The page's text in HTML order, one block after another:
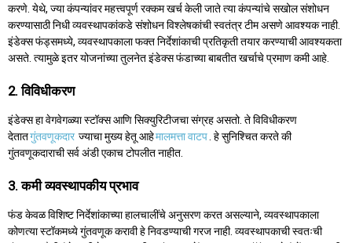
करणे. येथे, ज्या कंपन्यांवर महत्त्वपूर्ण रक्कम खर्च केली जाते त्या कंपन्यांचे सखोल संशोधन
करण्यासाठी निधी व्यवस्थापकांकडे संशोधन विश्लेषकांची स्वतंत्र टीम असणे आवश्यक नाही.
इंडेक्स फंड्समध्ये, व्यवस्थापकाला फक्त निर्देशांकाची प्रतिकृती तयार करण्याची आवश्यकता
असते. त्यामुळे इतर योजनांच्या तुलनेत इंडेक्स फंडाच्या बाबतीत खर्चाचे प्रमाण कमी आहे.
2. विविधीकरण
इंडेक्स हा वेगवेगळ्या स्टॉक्स आणि सिक्युरिटीजचा संग्रह असतो. ते विविधीकरण
देतातगुंतवणूकदार ज्याचा मुख्य हेतू आहेमालमत्ता वाटप . हे सुनिश्चित करते की
गुंतवणूकदाराची सर्व अंडी एकाच टोपलीत नाहीत.
3. कमी व्यवस्थापकीय प्रभाव
फंड केवळ विशिष्ट निर्देशांकाच्या हालचालींचे अनुसरण करत असल्याने, व्यवस्थापकाला
कोणत्या स्टॉकमध्ये गुंतवणूक करावी हे निवडण्याची गरज नाही. व्यवस्थापकाची स्वतःची